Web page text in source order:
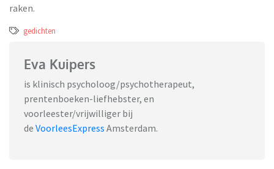
raken.
gedichten
Eva Kuipers
is klinisch psycholoog/psychotherapeut,
prentenboeken-liefhebster, en
voorleester/vrijwilliger bij
de VoorleesExpress Amsterdam.